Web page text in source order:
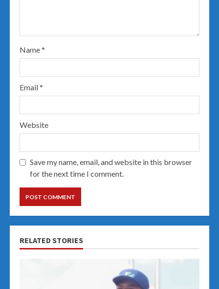
Name*
Email*
Website
Save my name, email, and website in this browser
for the next time I comment.
RELATED STORIES